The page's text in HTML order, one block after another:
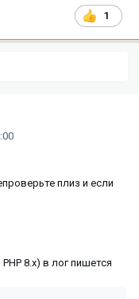
1
плиз и если
8.x) в лог пишется